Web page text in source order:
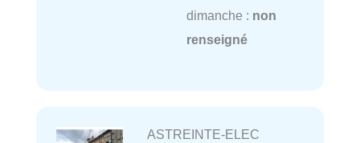
dimanche : non
renseigné
ASTREINTE-ELEC